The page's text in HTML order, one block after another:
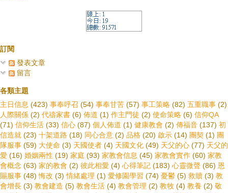
訂閱
發表文章
留言
各類主題
主日信息 (423) 事奉呼召 (54) 事奉甘苦 (57) 事工策略 (82) 五重職事 (2)
人際關係 (2) 代禱家書 (6) 佈道 (1) 作主門徒 (2) 使命策略 (6) 信仰QA
(71) 信仰生活 (33) 信心 (87) 個人佈道 (1) 健康教會 (2) 傳福音 (137) 初
信造就 (23) 十架道路 (18) 同心合意 (2) 品格 (20) 啟示 (14) 團契 (1) 團
隊服事 (59) 大使命 (3) 天國使者 (4) 天國文化 (49) 天父的心 (77) 天父的
愛 (16) 婚姻兩性 (19) 家庭 (93) 家教會信息 (45) 家教會實作 (60) 家教
會概念 (63) 家的教會 (2) 彼此相愛 (4) 心得筆記 (183) 心靈微聲 (86) 恩
賜服事 (48) 悔改 (3) 情緒處理 (1) 愛修園學習 (74) 憂鬱 (5) 救贖 (3) 教
會增長 (3) 教會建造 (5) 教會生活 (4) 教會管理 (2) 教牧 (4) 教養 (2) 敬